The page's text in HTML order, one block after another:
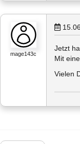
mage143c
Jetzt
Mit
Vielen